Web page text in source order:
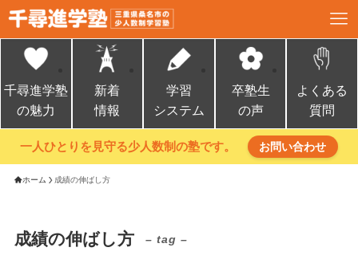
千尋進学塾
の魅力
新着
情報
学習
システム
卒塾生
の声
よくある
質問
一人ひとりを見守る少人数制の塾です。 お問い合わせ
ホーム 成績の伸ばし方
成績の伸ばし方 – tag –